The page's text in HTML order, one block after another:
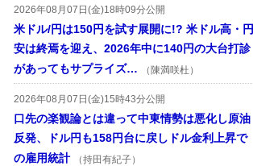
2026年08月07日(金)18時09分公開
米ドル/円は150円を試す展開に!? 米ドル高・円
安は終焉を迎え、2026年中に140円の大台打診
があってもサプライズ…
（陳満咲杜）
2026年08月07日(金)15時43分公開
口先の楽観論とは違って中東情勢は悪化し原油
反発、ドル円も158円台に戻しドル金利上昇で
の雇用統計
（持田有紀子）